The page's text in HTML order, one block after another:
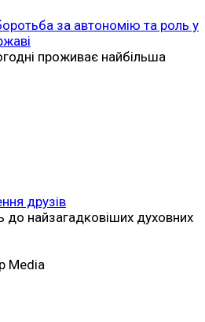
за автономію та роль у
проживає найбільша
друзів
до найзагадковіших духовних
Media